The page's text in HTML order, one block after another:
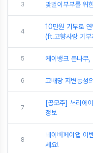
3 맞벌이부부를 위
4
10만원 기부로
(ft.고향사랑 기부
5 케이뱅크 돈나무,
6 고배당 저변동성
7
[공모주] 쓰리에
정보
8
네이버페이앱 이
세요!